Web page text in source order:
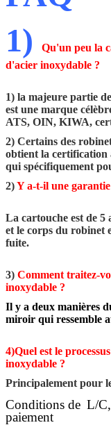
1)
Qu'un peu la
d'acier inoxydable ?
1) la majeure partie
est une marque
ATS, OIN, KIWA,
2) Certains des
obtient la certification
qui spécifiquement
2)Y a-t-il une
La cartouche est de 5
et le corps du robinet
fuite.
3) Comment traitez-
inoxydable ?
Il y a deux manières
miroir qui ressemble
4)Quel est le
inoxydable ?
Principalement pour
Conditions de
paiement
L/